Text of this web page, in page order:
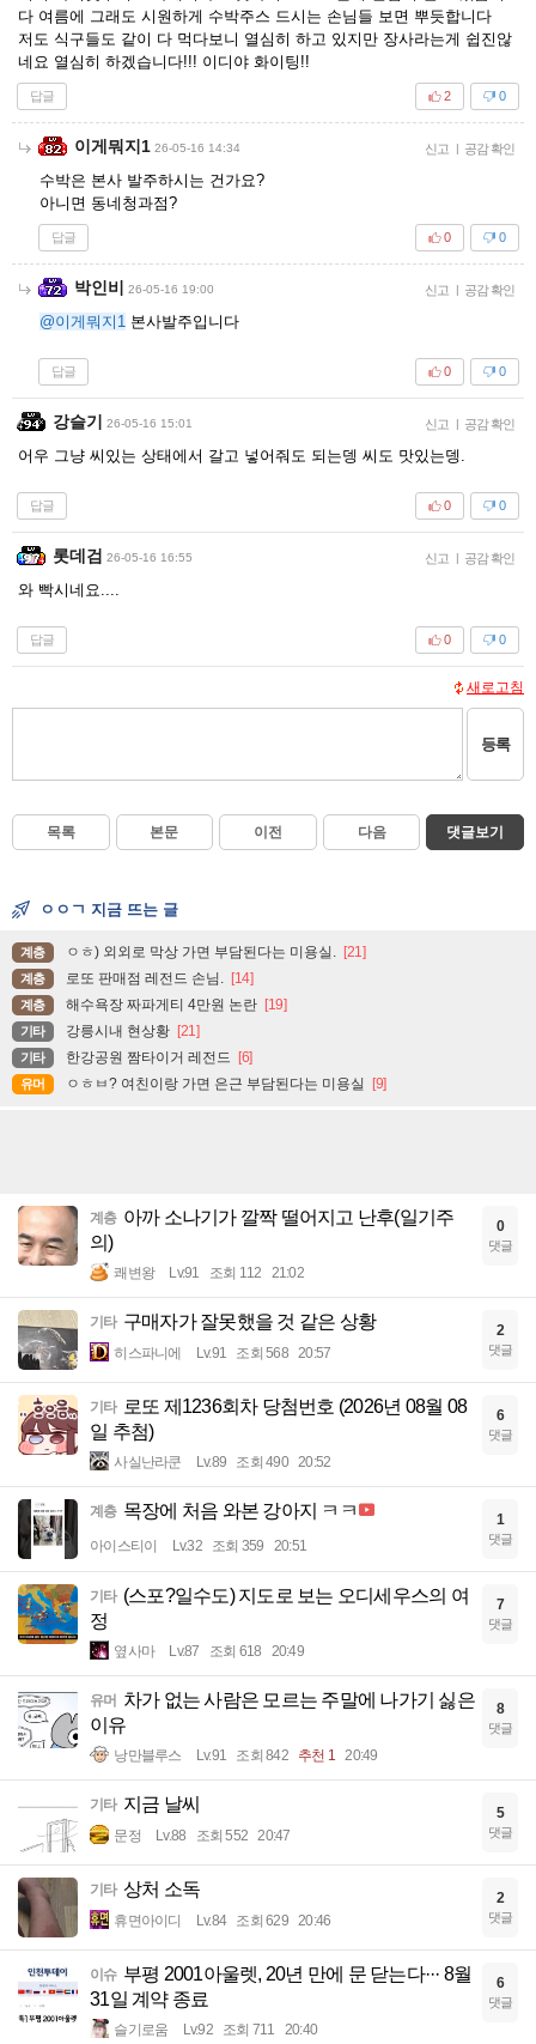
다 여름에 그래도 시원하게 수박주스 드시는 손님들 보면 뿌듯합니다
저도 식구들도 같이 다 먹다보니 열심히 하고 있지만 장사라는게 쉽진않
네요 열심히 하겠습니다!!! 이디야 화이팅!!
답글 0
2
이게뭐지1 26-05-16 14:34 신고 | 공감 확인
수박은 본사 발주하시는 건가요?
아니면 동네청과점?
답글 0
0
박인비 26-05-16 19:00 신고 | 공감 확인
@이게뭐지1 본사발주입니다
답글 0
0
강슬기 26-05-16 15:01 신고 | 공감 확인
어우 그냥 씨있는 상태에서 갈고 넣어줘도 되는뎅 씨도 맛있는뎅.
답글 0
0
롯데검 26-05-16 16:55 신고 | 공감 확인
와 빡시네요....
답글 0
0
새로고침
등록
목록 본문 이전 다음 댓글보기
ㅇㅇㄱ 지금 뜨는 글
계층 ㅇㅎ) 외외로 막상 가면 부담된다는 미용실. [21]
계층 로또 판매점 레전드 손님. [14]
계층 해수욕장 짜파게티 4만원 논란 [19]
기타 강릉시내 현상황 [21]
기타 한강공원 짬타이거 레전드 [6]
유머 ㅇㅎㅂ? 여친이랑 가면 은근 부담된다는 미용실 [9]
계층 아까 소나기가 깔짝 떨어지고 난후(일기주
의)
쾌변왕 Lv.91 조회 112 21:02
0
댓글
기타 구매자가 잘못했을 것 같은 상황
히스파니에 Lv.91 조회 568 20:57
2
댓글
기타 로또 제1236회차 당첨번호 (2026년 08월 08
일 추첨)
사실난라쿤 Lv.89 조회 490 20:52
6
댓글
계층 목장에 처음 와본 강아지 ㅋㅋ
아이스티이 Lv.32 조회 359 20:51
1
댓글
기타 (스포?일수도) 지도로 보는 오디세우스의 여
정
옆사마 Lv.87 조회 618 20:49
7
댓글
유머 차가 없는 사람은 모르는 주말에 나가기 싫은
이유
낭만블루스 Lv.91 조회 842 추천 1 20:49
8
댓글
기타 지금 날씨
문정 Lv.88 조회 552 20:47
5
댓글
기타 상처 소독
휴면아이디 Lv.84 조회 629 20:46
2
댓글
이슈 부평 2001아울렛, 20년 만에 문 닫는다··· 8월
31일 계약 종료
슬기로움 Lv.92 조회 711 20:40
6
댓글